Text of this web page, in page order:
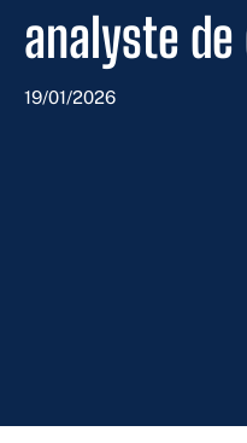
analyste de
19/01/2026